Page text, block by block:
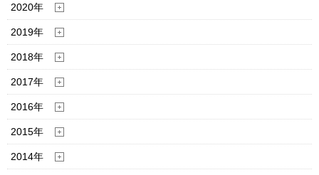
2020年
2019年
2018年
2017年
2016年
2015年
2014年